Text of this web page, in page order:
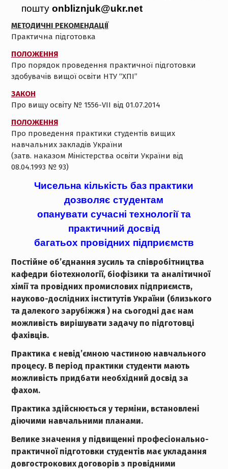
пошту onbliznjuk@ukr.net
МЕТОДИЧНІ РЕКОМЕНДАЦІЇ
Практична підготовка
ПОЛОЖЕННЯ
Про порядок проведення практичної підготовки
здобувачів вищої освіти НТУ “ХПІ”
ЗАКОН
Про вищу освіту № 1556-VII від 01.07.2014
ПОЛОЖЕННЯ
Про проведення практики студентів вищих
навчальних закладів України
(затв. наказом Міністерства освіти України від
08.04.1993 № 93)
Чисельна кількість баз практики
дозволяє студентам
опанувати cучасні технології та
практичний досвід
багатьох провідних підприємств
Постійне об’єднання зусиль та співробітництва
кафедри біотехнології, біофізики та аналітичної
хімії та провідних промислових підприємств,
науково-дослідних інститутів України (близького
та далекого зарубіжжя ) на сьогодні дає нам
можливість вирішувати задачу по підготовці
фахівців.
Практика є невід’ємною частиною навчального
процесу. В період практики студенти мають
можливість придбати необхідний досвід за
фахом.
Практика здійснюється у терміни, встановлені
діючими навчальними планами.
Велике значення у підвищенні професіонально-
практичної підготовки студентів має укладання
довгострокових договорів з провідними